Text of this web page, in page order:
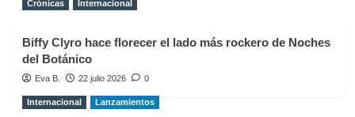
Crónicas Internacional
Biffy Clyro hace florecer el lado más rockero de Noches
del Botánico
Eva B. 22 julio 2026 0
Internacional Lanzamientos